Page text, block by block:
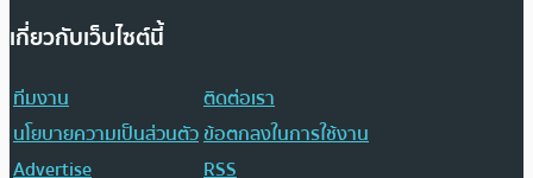
เกี่ยวกับเว็บไซต์นี้
ทีมงาน
ติดต่อเรา
นโยบายความเป็นส่วนตัวข้อตกลงในการใช้งาน
Advertise
RSS